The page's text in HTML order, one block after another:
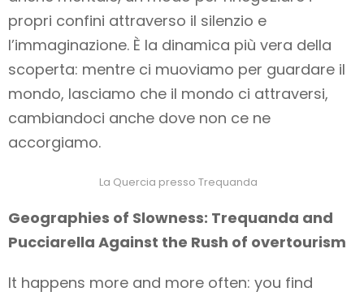
propri confini attraverso il silenzio e
l’immaginazione. È la dinamica più vera della
scoperta: mentre ci muoviamo per guardare il
mondo, lasciamo che il mondo ci attraversi,
cambiandoci anche dove non ce ne
accorgiamo.
La Quercia presso Trequanda
Geographies of Slowness: Trequanda and
Pucciarella Against the Rush of overtourism
It happens more and more often: you find